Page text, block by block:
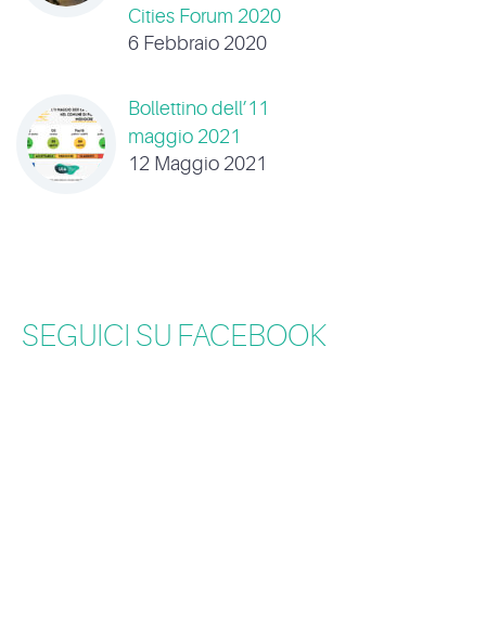
Cities Forum 2020
6 Febbraio 2020
Bollettino dell’11
maggio 2021
12 Maggio 2021
SEGUICI SU FACEBOOK